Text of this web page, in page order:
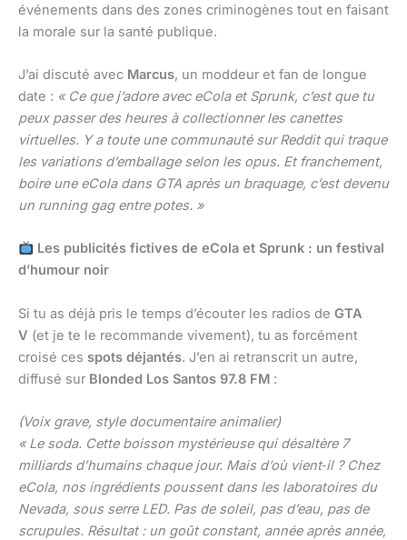
événements dans des zones criminogènes tout en faisant
la morale sur la santé publique.
J’ai discuté avec Marcus, un moddeur et fan de longue
date : « Ce que j’adore avec eCola et Sprunk, c’est que tu
peux passer des heures à collectionner les canettes
virtuelles. Y a toute une communauté sur Reddit qui traque
les variations d’emballage selon les opus. Et franchement,
boire une eCola dans GTA après un braquage, c’est devenu
un running gag entre potes. »
Les publicités fictives de eCola et Sprunk : un festival
d’humour noir
Si tu as déjà pris le temps d’écouter les radios de GTA
V (et je te le recommande vivement), tu as forcément
croisé ces spots déjantés. J’en ai retranscrit un autre,
diffusé sur Blonded Los Santos 97.8 FM :
(Voix grave, style documentaire animalier)
« Le soda. Cette boisson mystérieuse qui désaltère 7
milliards d’humains chaque jour. Mais d’où vient‑il ? Chez
eCola, nos ingrédients poussent dans les laboratoires du
Nevada, sous serre LED. Pas de soleil, pas d’eau, pas de
scrupules. Résultat : un goût constant, année après année,